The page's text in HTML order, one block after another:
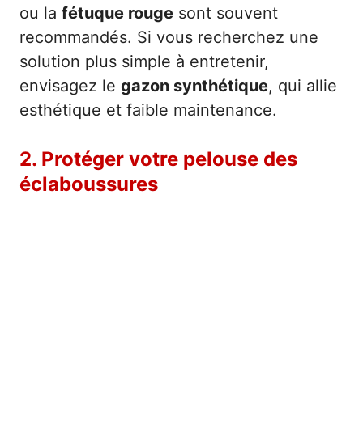
ou la fétuque rouge sont souvent
recommandés. Si vous recherchez une
solution plus simple à entretenir,
envisagez le gazon synthétique, qui allie
esthétique et faible maintenance.
2. Protéger votre pelouse des
éclaboussures